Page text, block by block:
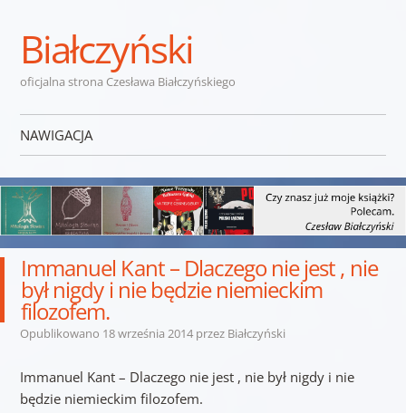
Białczyński
oficjalna strona Czesława Białczyńskiego
NAWIGACJA
Immanuel Kant – Dlaczego nie jest , nie
był nigdy i nie będzie niemieckim
filozofem.
Opublikowano 18 września 2014przez Białczyński
Immanuel Kant – Dlaczego nie jest , nie był nigdy i nie
będzie niemieckim filozofem.